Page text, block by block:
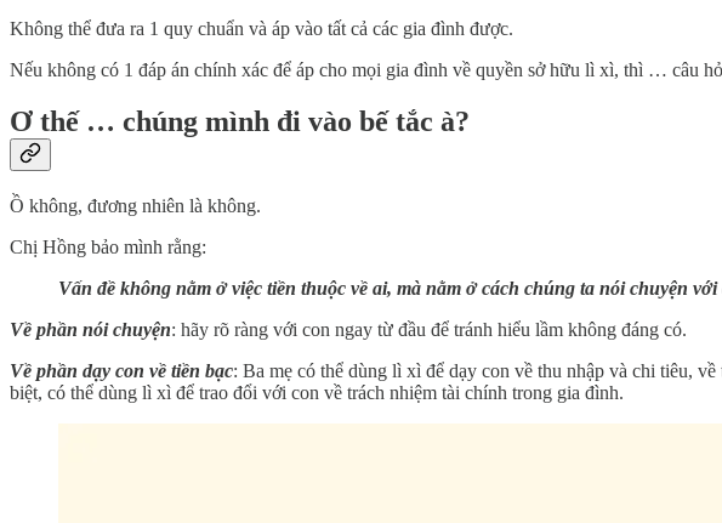
Không thể đưa ra 1 quy chuẩn và áp vào tất cả các gia đình được.
Nếu không có 1 đáp án chính xác để áp cho mọi gia đình về quyền sở hữu lì xì, thì … câu
Ơ thế … chúng mình đi vào bế tắc à?
Ồ không, đương nhiên là không.
Chị Hồng bảo mình rằng:
Vấn đề không nằm ở việc tiền thuộc về ai, mà nằm ở cách chúng ta nói chuyện
Về phần nói chuyện: hãy rõ ràng với con ngay từ đầu để tránh hiểu lầm không đáng có.
Về phần dạy con về tiền bạc: Ba mẹ có thể dùng lì xì để dạy con về thu nhập và chi tiêu,
biệt, có thể dùng lì xì để trao đổi với con về trách nhiệm tài chính trong gia đình.